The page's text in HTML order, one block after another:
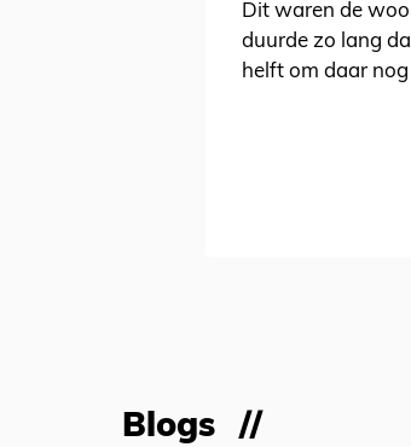
Dit waren de
duurde zo lang
helft om daar
Blogs